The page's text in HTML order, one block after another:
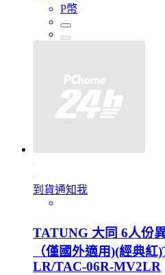
P幣
到貨通知我
TATUNG 大同 6人份
（僅國外適用)(經典
LR/TAC-06R-MV2LR